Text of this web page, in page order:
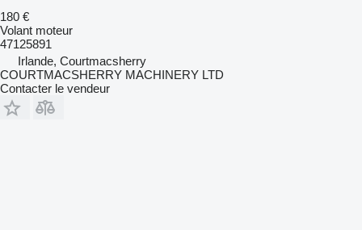
180 €
Volant moteur
47125891
Irlande, Courtmacsherry
COURTMACSHERRY MACHINERY LTD
Contacter le vendeur